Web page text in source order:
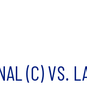
(C) VS.